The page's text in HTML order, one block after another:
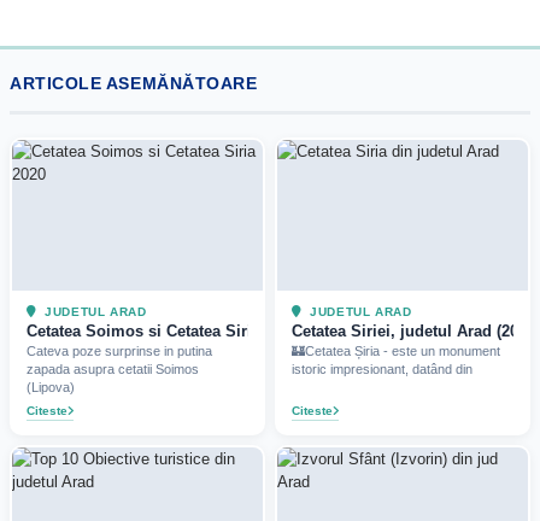
ARTICOLE ASEMĂNĂTOARE
JUDETUL ARAD
Cetatea Soimos si Cetatea Siria pe timp de iarna (2020)
Cateva poze surprinse in putina
zapada asupra cetatii Soimos
(Lipova)
Citeste
JUDETUL ARAD
Cetatea Siriei, judetul Arad (2025)
🏰Cetatea Șiria - este un monument
istoric impresionant, datând din
Citeste